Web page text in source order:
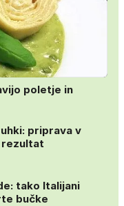
poletje in
priprava v
rezultat
tako Italijani
bučke